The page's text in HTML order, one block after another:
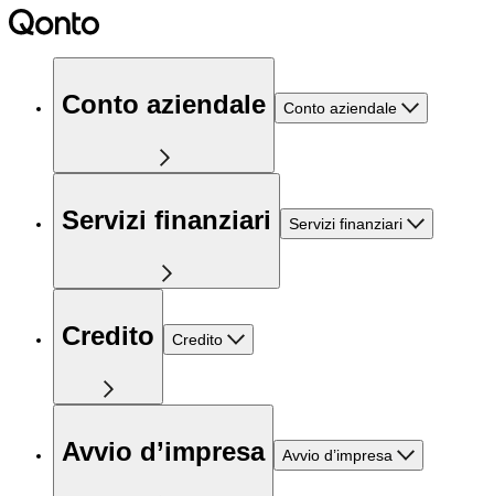
Conto aziendale Conto aziendale
Servizi finanziari Servizi finanziari
Credito Credito
Avvio d’impresa Avvio d’impresa